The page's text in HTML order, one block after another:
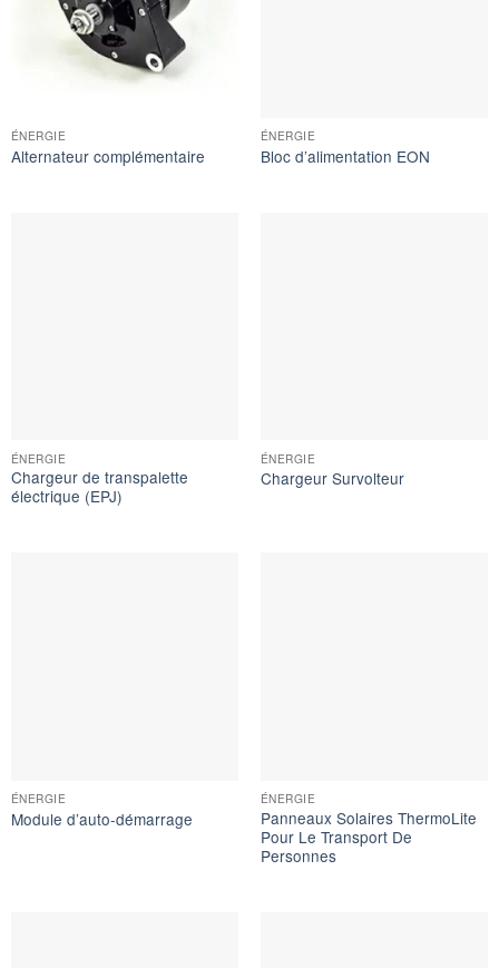
ÉNERGIE
Alternateur complémentaire
ÉNERGIE
Bloc d’alimentation EON
ÉNERGIE
Chargeur de transpalette
électrique (EPJ)
ÉNERGIE
Chargeur Survolteur
ÉNERGIE
Module d’auto-démarrage
ÉNERGIE
Panneaux Solaires ThermoLite
Pour Le Transport De
Personnes